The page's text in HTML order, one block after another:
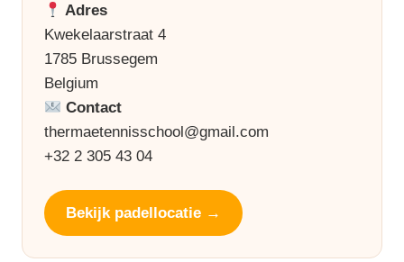
Adres
Kwekelaarstraat 4
1785 Brussegem
Belgium
Contact
thermaetennisschool@gmail.com
+32 2 305 43 04
Bekijk padellocatie →